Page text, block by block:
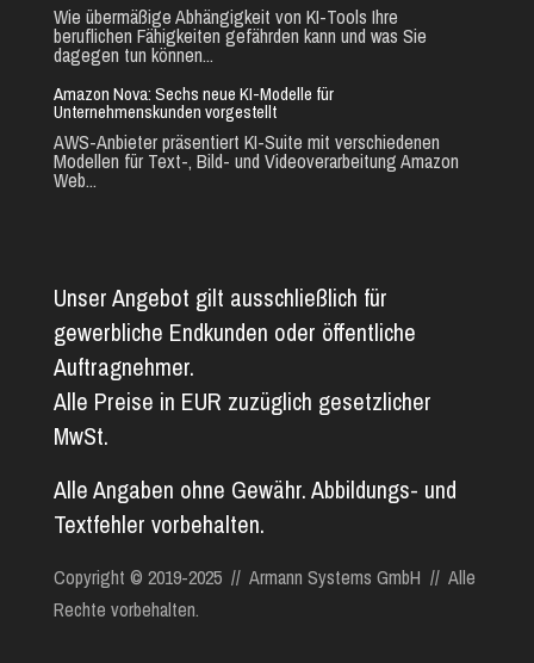
Wie übermäßige Abhängigkeit von KI-Tools Ihre
beruflichen Fähigkeiten gefährden kann und was Sie
dagegen tun können...
Amazon Nova: Sechs neue KI-Modelle für
Unternehmenskunden vorgestellt
AWS-Anbieter präsentiert KI-Suite mit verschiedenen
Modellen für Text-, Bild- und Videoverarbeitung Amazon
Web...
Unser Angebot gilt ausschließlich für
gewerbliche Endkunden oder öffentliche
Auftragnehmer.
Alle Preise in EUR zuzüglich gesetzlicher
MwSt.
Alle Angaben ohne Gewähr. Abbildungs- und
Textfehler vorbehalten.
Copyright © 2019-2025 // Armann Systems GmbH // Alle
Rechte vorbehalten.